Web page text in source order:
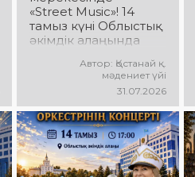
«Street Music»! 14
тамыз күні Облыстық
әкімдік алаңында
ұжымдарының
«Street Music»
бағдарламасы өтеді!
Сіздерді заманауи
музыка, жарқын
орындаулар, қуатты
энергия мен
Автор: Қостанай қ.
мәдениет үйі
31.07.2026